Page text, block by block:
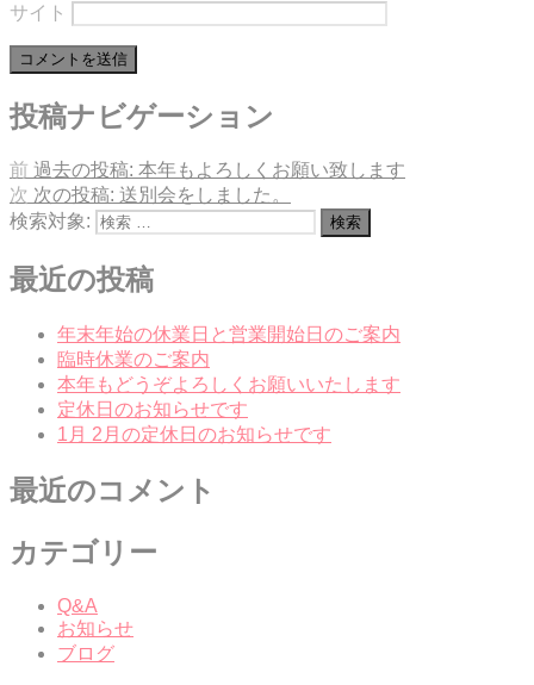
サイト
投稿ナビゲーション
前 過去の投稿: 本年もよろしくお願い致します
次 次の投稿: 送別会をしました。
検索対象:
検索
最近の投稿
年末年始の休業日と営業開始日のご案内
臨時休業のご案内
本年もどうぞよろしくお願いいたします
定休日のお知らせです
1月 2月の定休日のお知らせです
最近のコメント
カテゴリー
Q&A
お知らせ
ブログ